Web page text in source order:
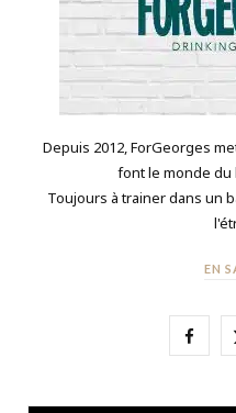
Depuis 2012, ForGeorges
font le monde du
Toujours à trainer dans un
EN
F